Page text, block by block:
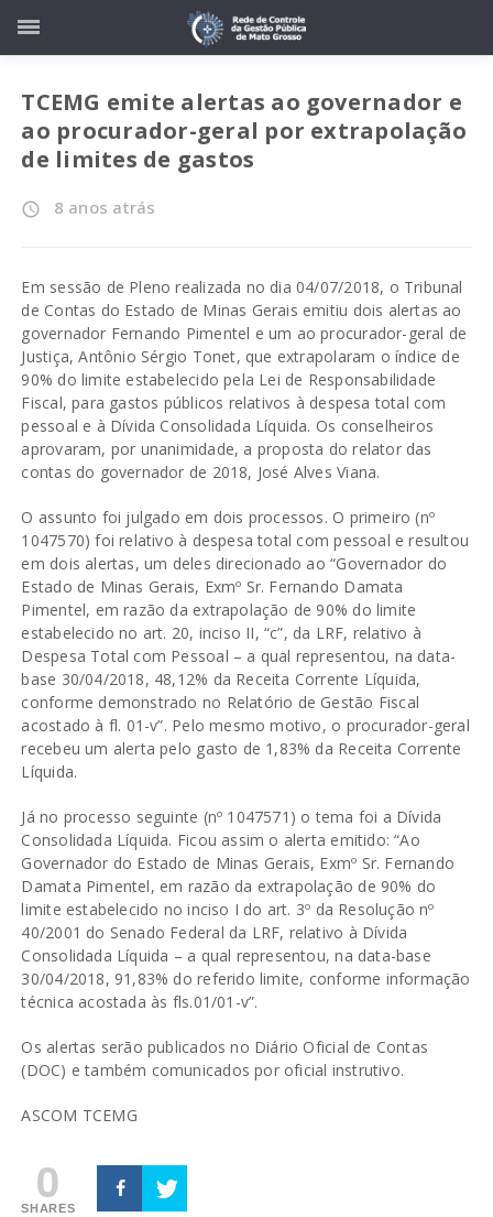
TCEMG emite alertas ao governador e
ao procurador-geral por extrapolação
de limites de gastos
access_time 8 anos atrás
Em sessão de Pleno realizada no dia 04/07/2018, o Tribunal
de Contas do Estado de Minas Gerais emitiu dois alertas ao
governador Fernando Pimentel e um ao procurador-geral de
Justiça, Antônio Sérgio Tonet, que extrapolaram o índice de
90% do limite estabelecido pela Lei de Responsabilidade
Fiscal, para gastos públicos relativos à despesa total com
pessoal e à Dívida Consolidada Líquida. Os conselheiros
aprovaram, por unanimidade, a proposta do relator das
contas do governador de 2018, José Alves Viana.
O assunto foi julgado em dois processos. O primeiro (nº
1047570) foi relativo à despesa total com pessoal e resultou
em dois alertas, um deles direcionado ao “Governador do
Estado de Minas Gerais, Exmº Sr. Fernando Damata
Pimentel, em razão da extrapolação de 90% do limite
estabelecido no art. 20, inciso II, “c”, da LRF, relativo à
Despesa Total com Pessoal – a qual representou, na data-
base 30/04/2018, 48,12% da Receita Corrente Líquida,
conforme demonstrado no Relatório de Gestão Fiscal
acostado à fl. 01-v”. Pelo mesmo motivo, o procurador-geral
recebeu um alerta pelo gasto de 1,83% da Receita Corrente
Líquida.
Já no processo seguinte (nº 1047571) o tema foi a Dívida
Consolidada Líquida. Ficou assim o alerta emitido: “Ao
Governador do Estado de Minas Gerais, Exmº Sr. Fernando
Damata Pimentel, em razão da extrapolação de 90% do
limite estabelecido no inciso I do art. 3º da Resolução nº
40/2001 do Senado Federal da LRF, relativo à Dívida
Consolidada Líquida – a qual representou, na data-base
30/04/2018, 91,83% do referido limite, conforme informação
técnica acostada às fls.01/01-v”.
Os alertas serão publicados no Diário Oficial de Contas
(DOC) e também comunicados por oficial instrutivo.
ASCOM TCEMG
0
SHARES